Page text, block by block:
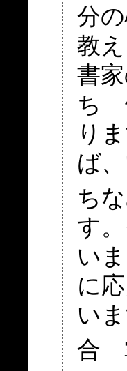
分
教
書
ち
り
ば
ち
す
い
に
いま
合